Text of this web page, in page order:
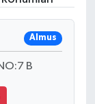
Almus
B